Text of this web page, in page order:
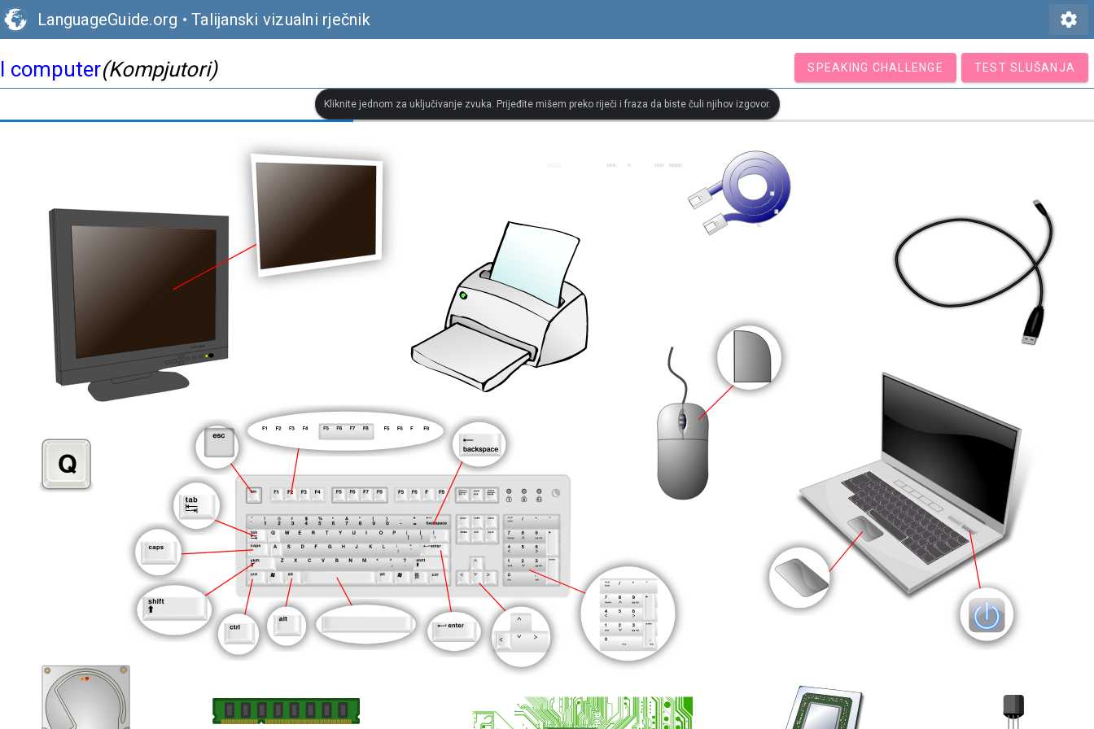
LanguageGuide.org • Talijanski vizualni rječnik settings
I computer(Kompjutori) SPEAKING CHALLENGE TEST SLUŠANJA
Kliknite jednom za uključivanje zvuka. Prijeđite mišem preko riječi i fraza da biste čuli njihov izgovor.